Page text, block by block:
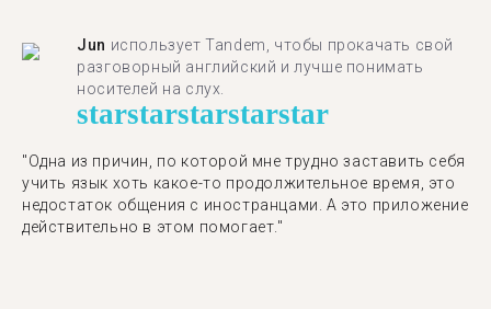
Jun использует Tandem, чтобы прокачать свой
разговорный английский и лучше понимать
носителей на слух.
starstarstarstarstar
"Одна из причин, по которой мне трудно заставить себя
учить язык хоть какое-то продолжительное время, это
недостаток общения с иностранцами. А это приложение
действительно в этом помогает."